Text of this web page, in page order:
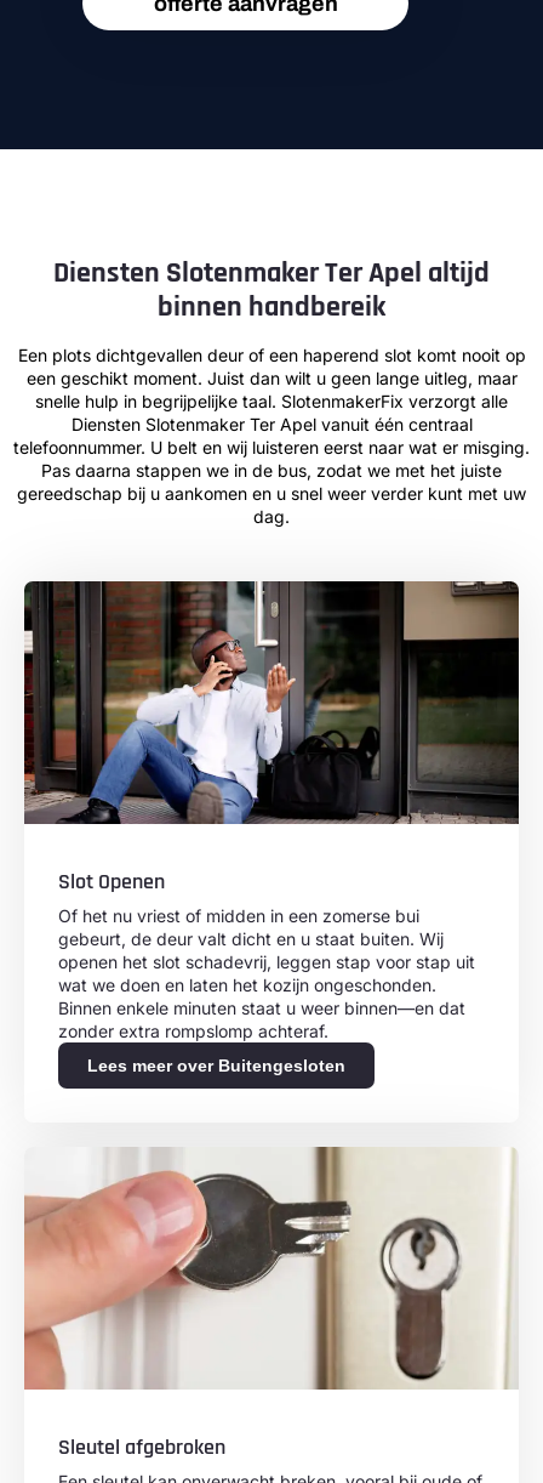
Diensten Slotenmaker Ter Apel altijd
binnen handbereik
Een plots dichtgevallen deur of een haperend slot komt nooit op
een geschikt moment. Juist dan wilt u geen lange uitleg, maar
snelle hulp in begrijpelijke taal. SlotenmakerFix verzorgt alle
Diensten Slotenmaker Ter Apel vanuit één centraal
telefoonnummer. U belt en wij luisteren eerst naar wat er misging.
Pas daarna stappen we in de bus, zodat we met het juiste
gereedschap bij u aankomen en u snel weer verder kunt met uw
dag.
Slot Openen
Of het nu vriest of midden in een zomerse bui
gebeurt, de deur valt dicht en u staat buiten. Wij
openen het slot schadevrij, leggen stap voor stap uit
wat we doen en laten het kozijn ongeschonden.
Binnen enkele minuten staat u weer binnen—en dat
zonder extra rompslomp achteraf.
Lees meer over Buitengesloten
Sleutel afgebroken